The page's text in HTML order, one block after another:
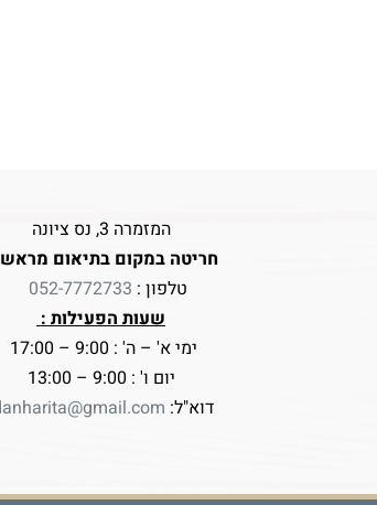
המזמרה 3, נס ציונה
חריטה במקום בתיאום
טלפון : 052-7772733
שעות הפעילות :
ימי א' – ה' : 9:00 – 17:00
יום ו' : 9:00 – 13:00
דוא"ל: